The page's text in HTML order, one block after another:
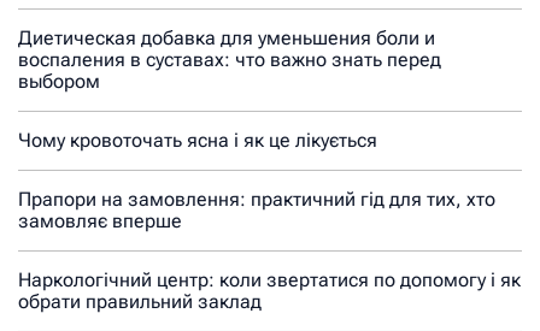
Диетическая добавка для уменьшения боли и
воспаления в суставах: что важно знать перед
выбором
Чому кровоточать ясна і як це лікується
Прапори на замовлення: практичний гід для тих, хто
замовляє вперше
Наркологічний центр: коли звертатися по допомогу і як
обрати правильний заклад